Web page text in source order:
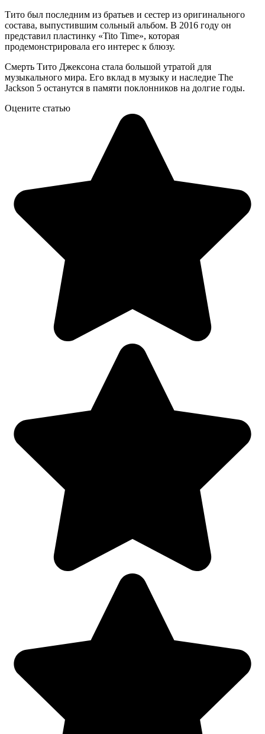
Тито был последним из братьев и сестер из оригинального
состава, выпустившим сольный альбом. В 2016 году он
представил пластинку «Tito Time», которая
продемонстрировала его интерес к блюзу.
Смерть Тито Джексона стала большой утратой для
музыкального мира. Его вклад в музыку и наследие The
Jackson 5 останутся в памяти поклонников на долгие годы.
Оцените статью